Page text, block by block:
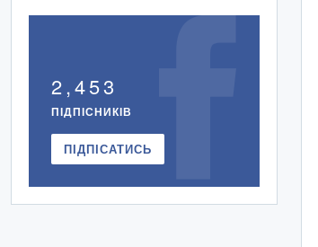
2,453
ПІДПІСНИКІВ
ПІДПІСАТИСЬ